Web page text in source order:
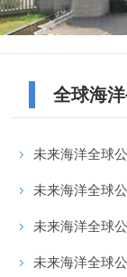
全球海
未来海洋全球
未来海洋全球
未来海洋全球
未来海洋全球